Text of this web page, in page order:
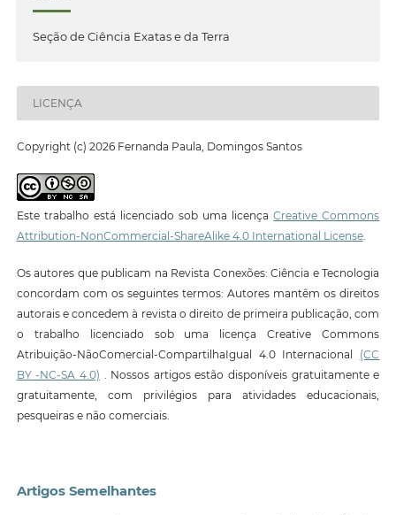
Seção de Ciência Exatas e da Terra
LICENÇA
Copyright (c) 2026 Fernanda Paula, Domingos Santos
Este trabalho está licenciado sob uma licençaCreative Commons
Attribution-NonCommercial-ShareAlike 4.0 International License.
Os autores que publicam na Revista Conexões: Ciência e Tecnologia
concordam com os seguintes termos: Autores mantêm os direitos
autorais e concedem à revista o direito de primeira publicação, com
o trabalho licenciado sob uma licença Creative Commons
Atribuição-NãoComercial-CompartilhaIgual 4.0 Internacional (CC
BY -NC-SA 4.0) . Nossos artigos estão disponíveis gratuitamente e
gratuitamente, com privilégios para atividades educacionais,
pesqueiras e não comerciais.
Artigos Semelhantes